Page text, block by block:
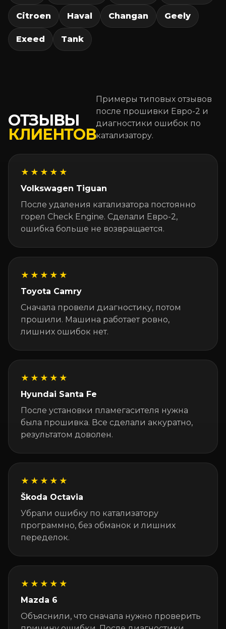
Citroen Haval Changan Geely
Exeed Tank
ОТЗЫВЫ
КЛИЕНТОВ
Примеры типовых отзывов
после прошивки Евро-2 и
диагностики ошибок по
катализатору.
★★★★★
Volkswagen Tiguan
После удаления катализатора постоянно
горел Check Engine. Сделали Евро-2,
ошибка больше не возвращается.
★★★★★
Toyota Camry
Сначала провели диагностику, потом
прошили. Машина работает ровно,
лишних ошибок нет.
★★★★★
Hyundai Santa Fe
После установки пламегасителя нужна
была прошивка. Все сделали аккуратно,
результатом доволен.
★★★★★
Škoda Octavia
Убрали ошибку по катализатору
программно, без обманок и лишних
переделок.
★★★★★
Mazda 6
Объяснили, что сначала нужно проверить